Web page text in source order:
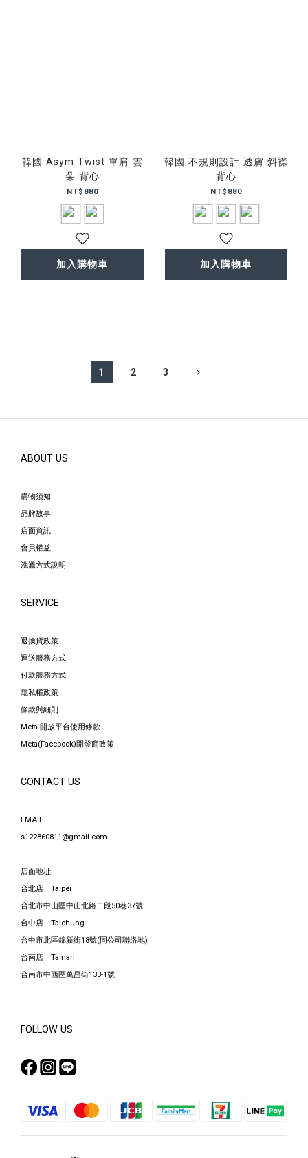
韓國 Asym Twist 單肩 雲
朵 背心
NT$880
加入購物車
韓國 不規則設計 透膚 斜襟
背心
NT$880
加入購物車
1 2 3
ABOUT US
購物須知
品牌故事
店面資訊
會員權益
洗滌方式說明
SERVICE
退換貨政策
運送服務方式
付款服務方式
隱私權政策
條款與細則
Meta 開放平台使用條款
Meta(Facebook)開發商政策
CONTACT US
EMAIL
s122860811@gmail.com
店面地址
台北店｜Taipei
台北市中山區中山北路二段50巷37號
台中店｜Taichung
台中市北區錦新街18號(同公司聯络地)
台南店｜Tainan
台南市中西區萬昌街133-1號
FOLLOW US